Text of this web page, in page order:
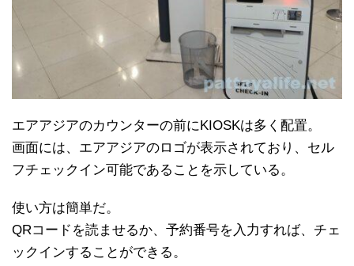
エアアジアのカウンターの前にKIOSKは多く配置。
画面には、エアアジアのロゴが表示されており、セル
フチェックイン可能であることを示している。
使い方は簡単だ。
QRコードを読ませるか、予約番号を入力すれば、チェ
ックインすることができる。